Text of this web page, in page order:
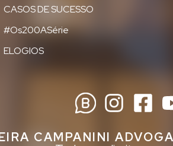
CASOS DE SUCESSO
#Os200ASérie
ELOGIOS
CAMPANINI